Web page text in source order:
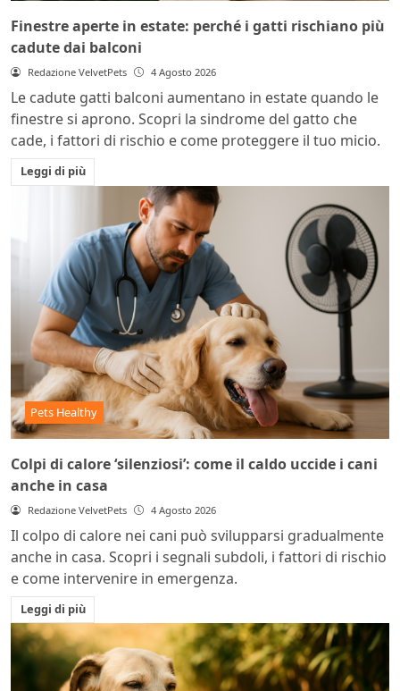
Finestre aperte in estate: perché i gatti rischiano più
cadute dai balconi
Redazione VelvetPets 4 Agosto 2026
Le cadute gatti balconi aumentano in estate quando le
finestre si aprono. Scopri la sindrome del gatto che
cade, i fattori di rischio e come proteggere il tuo micio.
Leggi di più
Pets Healthy
Colpi di calore ‘silenziosi’: come il caldo uccide i cani
anche in casa
Redazione VelvetPets 4 Agosto 2026
Il colpo di calore nei cani può svilupparsi gradualmente
anche in casa. Scopri i segnali subdoli, i fattori di rischio
e come intervenire in emergenza.
Leggi di più